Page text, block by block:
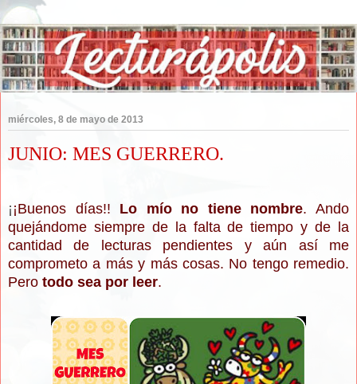
miércoles, 8 de mayo de 2013
JUNIO: MES GUERRERO.
¡ ¡Buenos días!! Lo mío no tiene nombre. Ando
quejándome siempre de la falta de tiempo y de la
cantidad de lecturas pendientes y aún así me
comprometo a más y más cosas. No tengo remedio.
Pero todo sea por leer.